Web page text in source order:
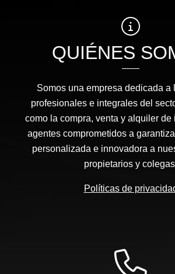
QUIÉNES
Somos una empresa dedicada a
profesionales e integrales del
como la compra, venta y alquiler de
agentes comprometidos a
personalizada e innovadora a
propietarios y
Políticas de